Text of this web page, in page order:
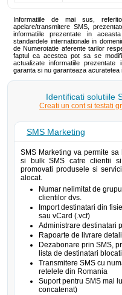
Informatiile de mai sus,
apelare/transmitere SMS,
informatiile prezentate in
standardele internationale in
de Numerotatie aferente tarilor
faptul ca acestea pot sa se
actualizate informatiile
garanta si nu garanteaza acuratetea
Identificati solutiile
Creati un cont si testati
SMS Marketing
SMS Marketing va permite
si bulk SMS catre clientii
promovati produsele si
alocat.
Numar nelimitat de
clientilor dvs.
Import destinatari din
sau vCard (.vcf)
Administrare destinatari
Rapoarte de livrare
Dezabonare prin SMS,
lista de destinatari blocati
Transmitere SMS cu
retelele din Romania
Suport pentru SMS mai
concatenat)